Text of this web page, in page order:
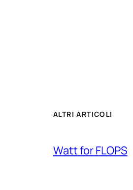
ALTRI ARTICOLI
Watt for FLOPS